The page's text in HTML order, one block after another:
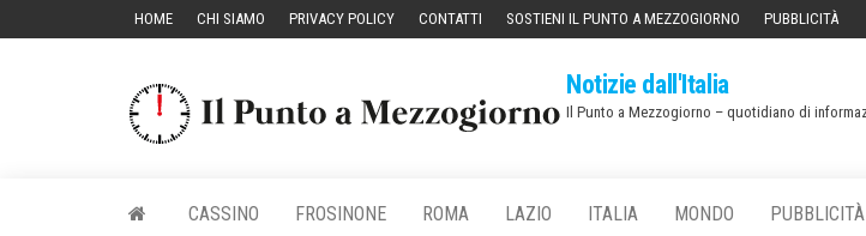
HOME CHI SIAMO PRIVACY POLICY CONTATTI SOSTIENI IL PUNTO A MEZZOGIORNO PUBBLICITÀ
Notizie dall'Italia
Il Punto a Mezzogiorno – quotidiano di
CASSINO FROSINONE ROMA LAZIO ITALIA MONDO PUBBLICITÀ